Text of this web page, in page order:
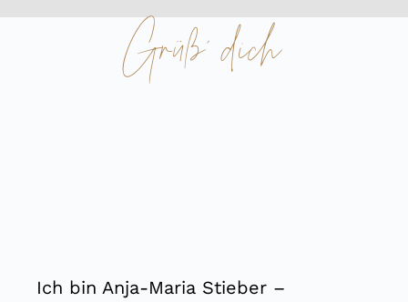
Grüß´ dich
Ich bin Anja-Maria Stieber –